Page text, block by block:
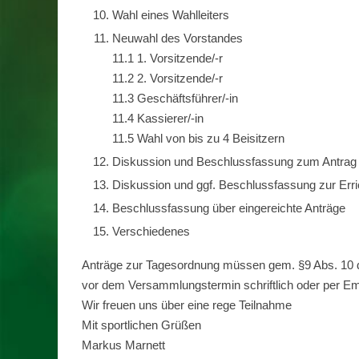
Wahl eines Wahlleiters
Neuwahl des Vorstandes
11.1 1. Vorsitzende/-r
11.2 2. Vorsitzende/-r
11.3 Geschäftsführer/-in
11.4 Kassierer/-in
11.5 Wahl von bis zu 4 Beisitzern
Diskussion und Beschlussfassung zum
Diskussion und ggf. Beschlussfassung zur
Beschlussfassung über eingereichte Anträge
Verschiedenes
Anträge zur Tagesordnung müssen gem. §9 Abs.
vor dem Versammlungstermin schriftlich oder per
Wir freuen uns über eine rege Teilnahme
Mit sportlichen Grüßen
Markus Marnett